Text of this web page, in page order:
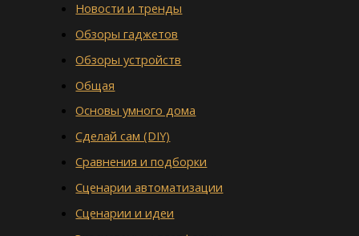
Новости и тренды
Обзоры гаджетов
Обзоры устройств
Общая
Основы умного дома
Сделай сам (DIY)
Сравнения и подборки
Сценарии автоматизации
Сценарии и идеи